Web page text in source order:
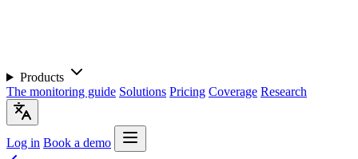
Products
The monitoring guide Solutions Pricing Coverage Research
Log in Book a demo